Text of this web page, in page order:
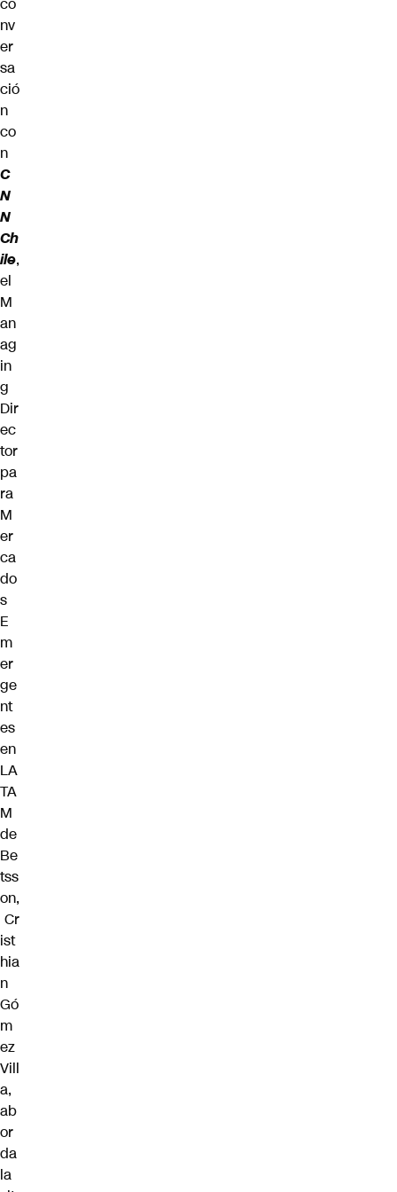
nv
er
sa
ció
n
co
n
C
N
N
Ch
ile,
el
M
an
ag
in
g
Dir
ec
tor
pa
ra
M
er
ca
do
s
E
m
er
ge
nt
es
en
LA
TA
M
de
Be
tss
on,
Cr
ist
hia
n
Gó
m
ez
Vill
a,
ab
or
da
la